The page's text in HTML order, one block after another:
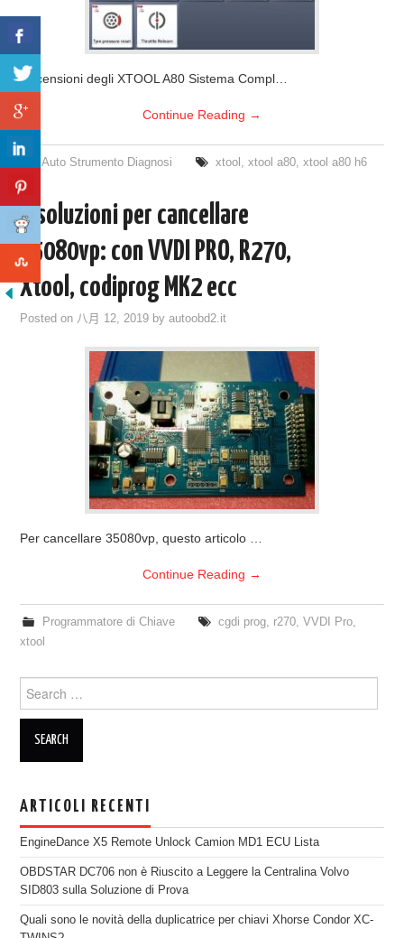
Recensioni degli XTOOL A80 Sistema Compl…
Continue Reading →
Auto Strumento Diagnosi xtool , xtool a80, xtool a80 h6
5 soluzioni per cancellare
35080vp: con VVDI PRO, R270,
Xtool, codiprog MK2 ecc
Posted on 八月 12, 2019 byautoobd2.it
Per cancellare 35080vp, questo articolo …
Continue Reading →
Programmatore di Chiave cgdi prog, r270, VVDI Pro,
xtool
Search for:
ARTICOLI RECENTI
EngineDance X5 Remote Unlock Camion MD1 ECU Lista
OBDSTAR DC706 non è Riuscito a Leggere la Centralina Volvo
SID803 sulla Soluzione di Prova
Quali sono le novità della duplicatrice per chiavi Xhorse Condor XC-